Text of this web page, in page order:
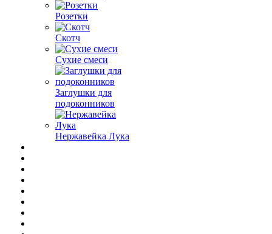
Розетки
Скотч
Сухие смеси
Заглушки для
подоконников
Нержавейка Лука